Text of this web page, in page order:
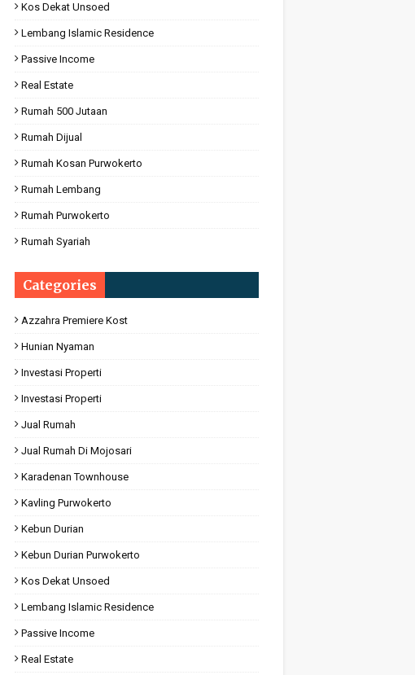
Kos Dekat Unsoed
Lembang Islamic Residence
Passive Income
Real Estate
Rumah 500 Jutaan
Rumah Dijual
Rumah Kosan Purwokerto
Rumah Lembang
Rumah Purwokerto
Rumah Syariah
Categories
Azzahra Premiere Kost
Hunian Nyaman
Investasi Properti
Investasi Properti
Jual Rumah
Jual Rumah Di Mojosari
Karadenan Townhouse
Kavling Purwokerto
Kebun Durian
Kebun Durian Purwokerto
Kos Dekat Unsoed
Lembang Islamic Residence
Passive Income
Real Estate